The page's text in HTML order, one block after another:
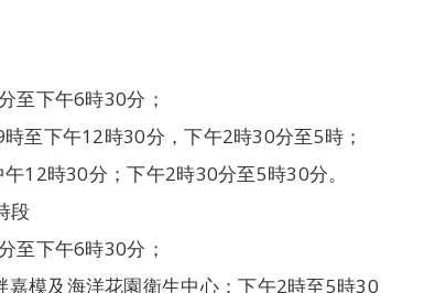
至下午6時30分；
至下午12時30分，下午2時30分至5時；
12時30分；下午2時30分至5時30分。
段
至下午6時30分；
模及海洋花園衛生中心：下午2時至5時30